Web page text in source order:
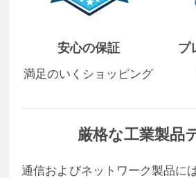
安心の保証
満足のいくショッピング
プ
厳格な工業製品
通信およびネットワーク製品に